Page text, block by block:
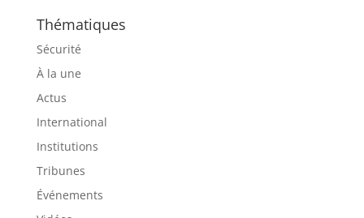
Thématiques
Sécurité
À la une
Actus
International
Institutions
Tribunes
Événements